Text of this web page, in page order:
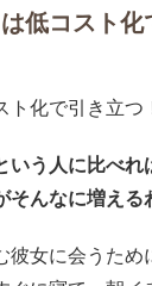
低コスト化
う人に比べ
んなに増える
女に会うた